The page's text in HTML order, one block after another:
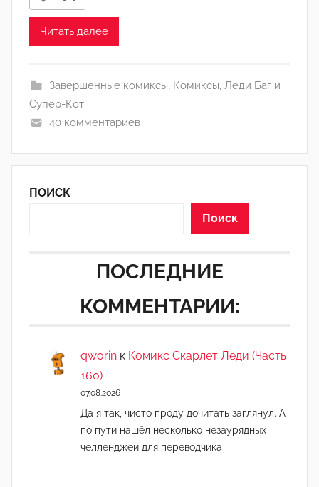
(
а
а
м
)
Читать далее
Завершенные комиксы, Комиксы, Леди Баг и
Супер-Кот
40 комментариев
ПОИСК
Поиск
ПОСЛЕДНИЕ
КОММЕНТАРИИ:
qworin к Комикс Скарлет Леди (Часть
160)
07.08.2026
Да я так, чисто проду дочитать заглянул. А
по пути нашёл несколько незаурядных
челленджей для переводчика